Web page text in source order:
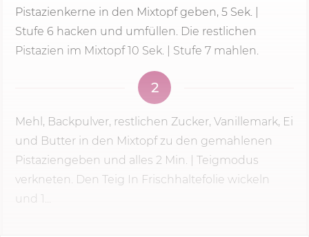
Pistazienkerne in den Mixtopf geben, 5 Sek. |
Stufe 6 hacken und umfüllen. Die restlichen
Pistazien im Mixtopf 10 Sek. | Stufe 7 mahlen.
2
Mehl, Backpulver, restlichen Zucker, Vanillemark, Ei
und Butter in den Mixtopf zu den gemahlenen
Pistaziengeben und alles 2 Min. | Teigmodus
verkneten. Den Teig In Frischhaltefolie wickeln
und 1...